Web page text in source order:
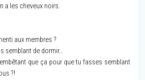
a les cheveux noirs.
aux membres ?
semblant de dormir…
que ça pour que tu fasses semblant
?!